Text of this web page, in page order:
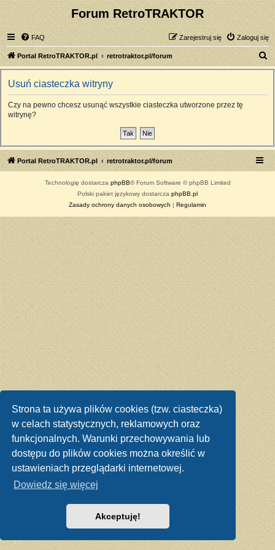
Strona ta używa plików cookies (tzw. ciasteczka)
w celach statystycznych, reklamowych oraz
funkcjonalnych. Warunki przechowywania lub
dostępu do plików cookies można określić w
ustawieniach przeglądarki internetowej.
Dowiedz się więcej
Akceptuję!
Forum RetroTRAKTOR
FAQ Zaloguj się
Zarejestruj się
Portal RetroTRAKTOR.pl retrotraktor.pl/forum
z
Usuń ciasteczka witryny
Czy na pewno chcesz usunąć wszystkie ciasteczka utworzone przez tę
witrynę?
Portal RetroTRAKTOR.pl retrotraktor.pl/forum
Technologię dostarcza phpBB® Forum Software © phpBB Limited
Polski pakiet językowy dostarcza phpBB.pl
Zasady ochrony danych osobowych | Regulamin